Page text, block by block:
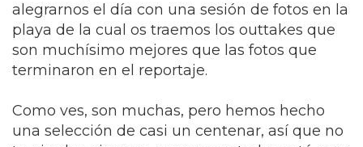
alegrarnos el día con una sesión de fotos en la
playa de la cual os traemos los outtakes que
son muchísimo mejores que las fotos que
terminaron en el reportaje.
Como ves, son muchas, pero hemos hecho
una selección de casi un centenar, así que no